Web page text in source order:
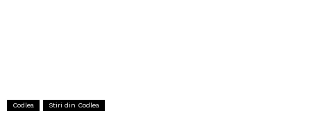
Codlea Stiri din Codlea